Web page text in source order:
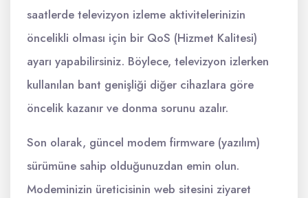
saatlerde televizyon izleme aktivitelerinizin
öncelikli olması için bir QoS (Hizmet Kalitesi)
ayarı yapabilirsiniz. Böylece, televizyon izlerken
kullanılan bant genişliği diğer cihazlara göre
öncelik kazanır ve donma sorunu azalır.
Son olarak, güncel modem firmware (yazılım)
sürümüne sahip olduğunuzdan emin olun.
Modeminizin üreticisinin web sitesini ziyaret